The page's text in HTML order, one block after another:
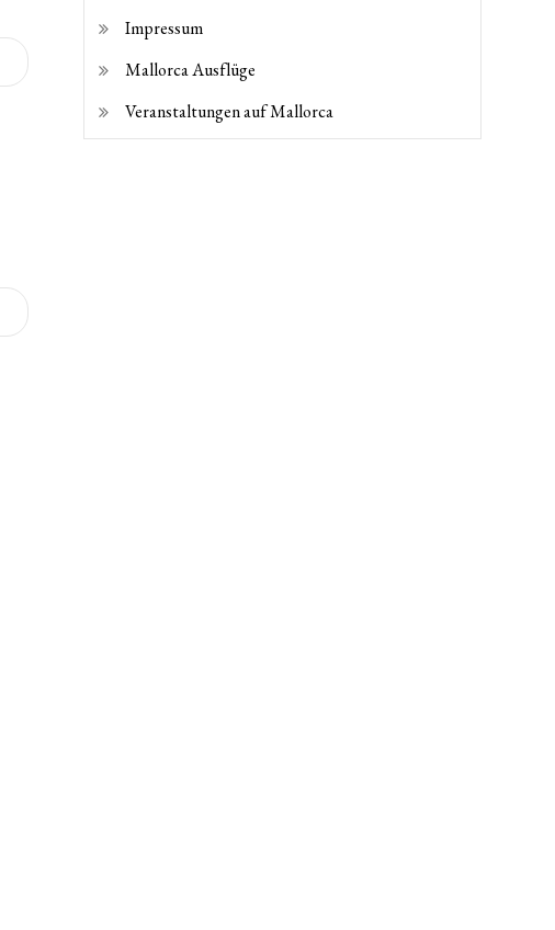
Impressum
Mallorca Ausflüge
Veranstaltungen auf Mallorca